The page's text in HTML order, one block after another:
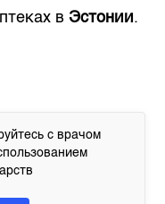
в Эстонии.
с врачом